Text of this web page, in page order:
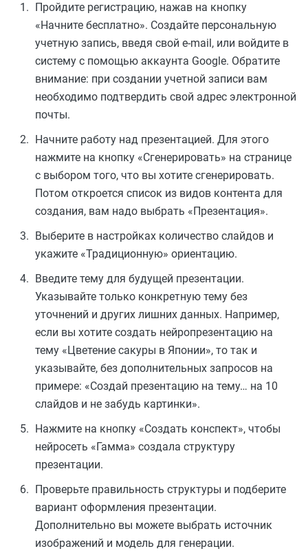
Пройдите регистрацию, нажав на кнопку
«Начните бесплатно». Создайте персональную
учетную запись, введя свой e-mail, или войдите в
систему с помощью аккаунта Google. Обратите
внимание: при создании учетной записи вам
необходимо подтвердить свой адрес электронной
почты.
Начните работу над презентацией. Для этого
нажмите на кнопку «Сгенерировать» на странице
с выбором того, что вы хотите сгенерировать.
Потом откроется список из видов контента для
создания, вам надо выбрать «Презентация».
Выберите в настройках количество слайдов и
укажите «Традиционную» ориентацию.
Введите тему для будущей презентации.
Указывайте только конкретную тему без
уточнений и других лишних данных. Например,
если вы хотите создать нейропрезентацию на
тему «Цветение сакуры в Японии», то так и
указывайте, без дополнительных запросов на
примере: «Создай презентацию на тему… на 10
слайдов и не забудь картинки».
Нажмите на кнопку «Создать конспект», чтобы
нейросеть «Гамма» создала структуру
презентации.
Проверьте правильность структуры и подберите
вариант оформления презентации.
Дополнительно вы можете выбрать источник
изображений и модель для генерации.